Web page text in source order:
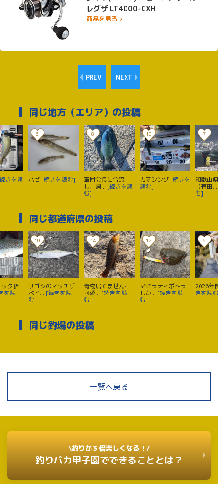
レグザ LT4000-CXH
商品を見る ›
PREV NEXT
同じ地方（エリア）の投稿
きを読
6
ハゼ [続きを読む]
8
軍団会長に合流
し、帰... [続きを読
む]
10
カマシング [続きを
読む]
7
和歌山
（有田...
む]
同じ都道府県の投稿
ク折
を読
10
サゴシのマッチザ
ベイ... [続きを読
む]
14
青物居てません…
可愛... [続きを読
む]
12
マセラティボ〜ラ
しか... [続きを読
む]
6
2026年
きを読
同じ釣場の投稿
一覧へ戻る
\釣りが３倍楽しくなる！/
釣りバカ甲子園でできることとは？